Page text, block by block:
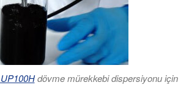
dövme mürekkebi dispersiyonu için